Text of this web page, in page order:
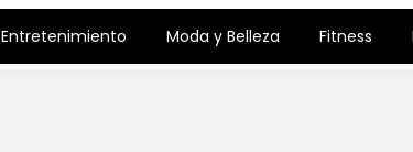
Entretenimiento Moda y Belleza Fitness